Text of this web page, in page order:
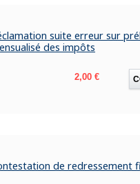
suite erreur sur
des impôts
Prix
2,00 €
de redressement